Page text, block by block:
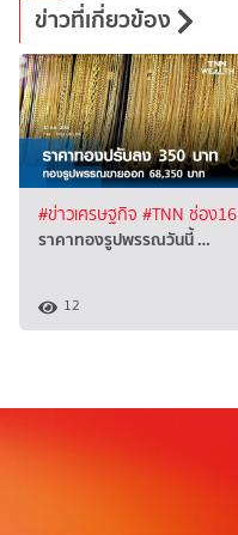
ข่าวที่เกี่ยวข้อง
#ข่าวเศรษฐกิจ #TNN ช่อง16
ราคาทองรูปพรรณวันนี้ …
12